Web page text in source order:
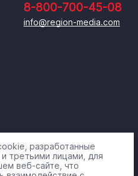
8-800-700-45-08
info@region-media.com
разработанные
третьими лицами, для
веб-сайте, что